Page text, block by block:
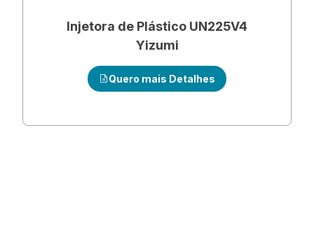
Injetora de Plástico UN225V4
Yizumi
Quero mais Detalhes